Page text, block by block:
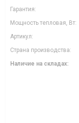
Гарантия:
Мощность тепловая, Вт:
Артикул:
Страна производства:
Наличие на складах: